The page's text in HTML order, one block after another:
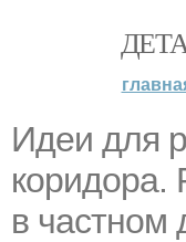
Идеи для
коридора.
в частном